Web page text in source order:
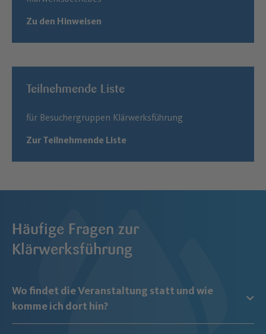
Zu den Hinweisen
Teilnehmende Liste
für Besuchergruppen Klärwerksführung
Zur Teilnehmende Liste
Häufige Fragen zur
Klärwerksführung
Wo findet die Veranstaltung statt und wie
komme ich dort hin?